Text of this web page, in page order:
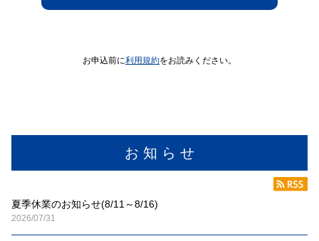
お 知 ら せ
夏季休業のお知らせ(8/11～8/16)
2026/07/31
◆【i-Construction大賞】本年度は25団体に栄誉／国土交通
Z78U1CQEYHSRFRT01
https://www.nikoukei.com/nkmail/?id=NS201912271731165K
QV5DVHS1MH68AF01
☆『建設メール』を読んでみませんか？無料お試し体験、入
会の申し込みは
Webページにアクセス。
お申込前に利用規約をお読みください。